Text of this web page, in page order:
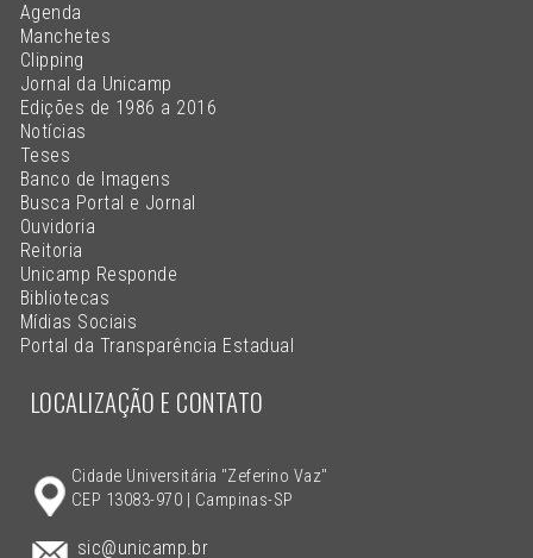
Agenda
Manchetes
Clipping
Jornal da Unicamp
Edições de 1986 a 2016
Notícias
Teses
Banco de Imagens
Busca Portal e Jornal
Ouvidoria
Reitoria
Unicamp Responde
Bibliotecas
Mídias Sociais
Portal da Transparência Estadual
LOCALIZAÇÃO E CONTATO
Cidade Universitária "Zeferino Vaz"
CEP 13083-970 | Campinas-SP
sic@unicamp.br